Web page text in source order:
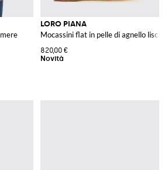
LORO PIANA
Mocassini flat in pelle di agnello liscia
820,00 €